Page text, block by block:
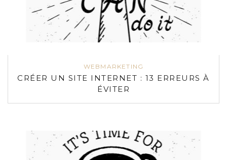
WEBMARKETING
CRÉER UN SITE INTERNET : 13 ERREURS À
ÉVITER